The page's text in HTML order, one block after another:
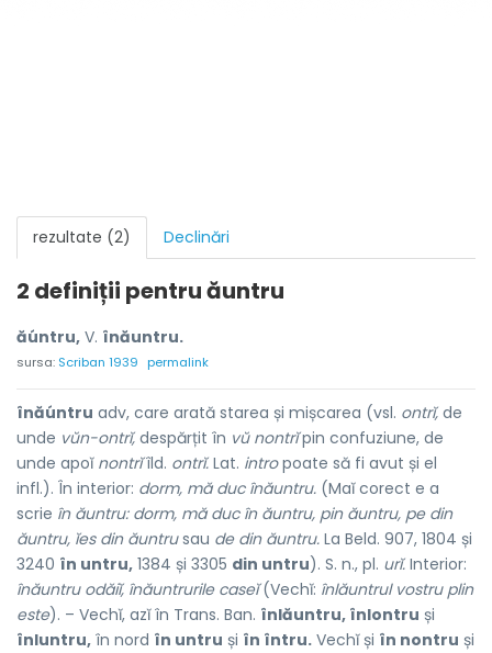
rezultate (2) Declinări
2 definiții pentruăuntru
ăúntru, V. înăuntru.
sursa: Scriban 1939 permalink
înăúntru adv, care arată starea și mișcarea (vsl. ontrĭ, de
unde vŭn-ontrĭ, despărțit în vŭ nontrĭpin confuziune, de
unde apoĭ nontrĭîld. ontrĭ. Lat. intropoate să fi avut și el
infl.). În interior: dorm, mă duc înăuntru. (Maĭ corect e a
scrie în ăuntru: dorm, mă duc în ăuntru, pin ăuntru, pe din
ăuntru, ĭes din ăuntrusau de din ăuntru. La Beld. 907, 1804 și
3240 în untru, 1384 și 3305 din untru). S. n., pl. urĭ. Interior:
înăuntru odăiĭ, înăuntrurile caseĭ(Vechĭ: înlăuntrul vostru plin
este). – Vechĭ, azĭ în Trans. Ban. înlăuntru, înlontru și
înluntru, în nord în untru și în întru. Vechĭ și în nontru și